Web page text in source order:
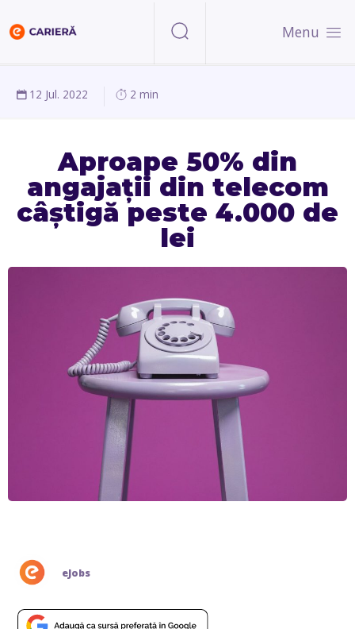
Menu
12 Jul. 2022 2 min
Aproape 50% din
angajații din telecom
câștigă peste 4.000 de
lei
eJobs